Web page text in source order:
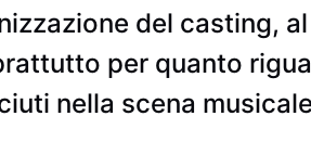
del casting,
per quanto
nella scena